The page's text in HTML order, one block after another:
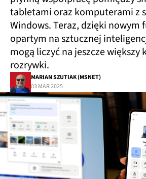
tabletami oraz komputerami z
Windows. Teraz, dzięki nowym
opartym na sztucznej
mogą liczyć na jeszcze
rozrywki.
MARIAN SZUTIAK (MSNET)
03 MAR 2025